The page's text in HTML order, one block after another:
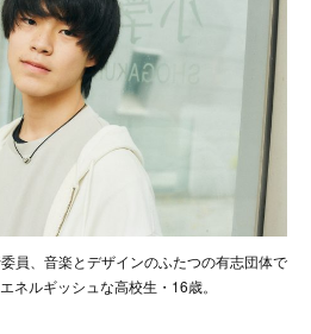
員、音楽とデザインのふたつの有志団体で
ネルギッシュな高校生・16歳。